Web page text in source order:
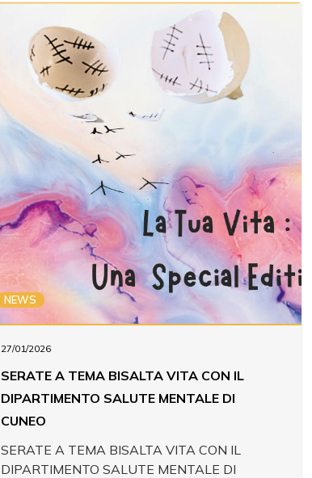
NEWS
27/01/2026
SERATE A TEMA BISALTA VITA CON IL
DIPARTIMENTO SALUTE MENTALE DI
CUNEO
SERATE A TEMA BISALTA VITA CON IL
DIPARTIMENTO SALUTE MENTALE DI